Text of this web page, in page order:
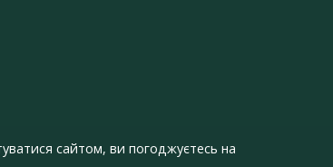
сайтом, ви погоджуєтесь на